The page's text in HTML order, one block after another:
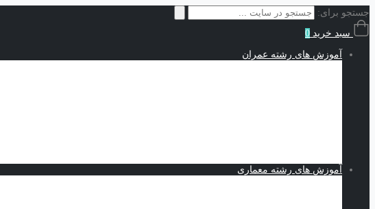
جستجو برای:
سبد خرید 0
آموزش های رشته عمران
آموزش های رشته معماری